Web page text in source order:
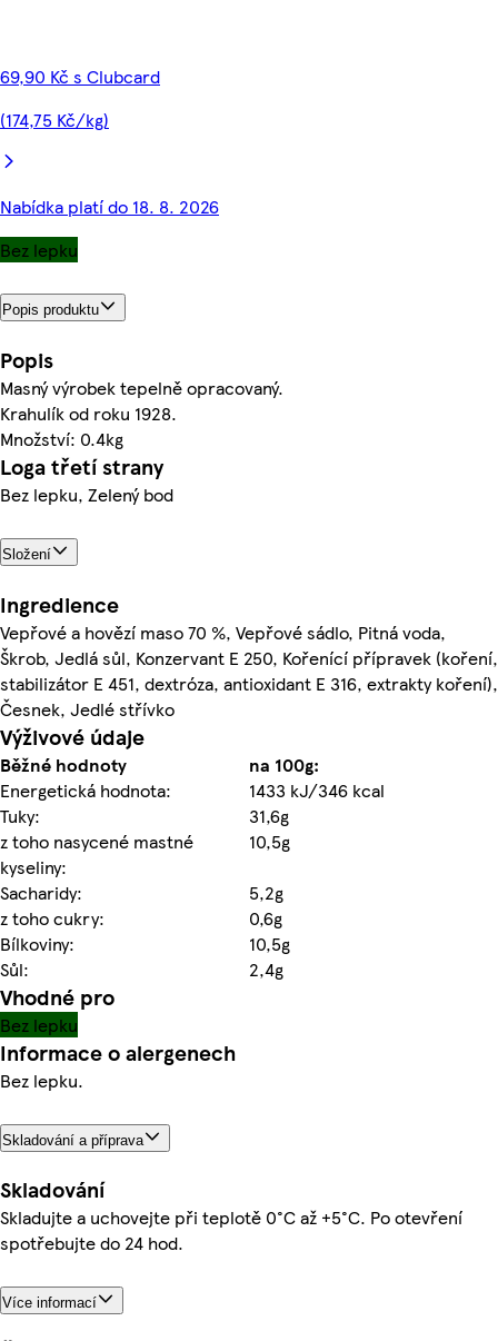
69,90 Kč s Clubcard
(174,75 Kč/kg)
Nabídka platí do 18. 8. 2026
Bez lepku
Popis produktu
Popis
Masný výrobek tepelně opracovaný.
Krahulík od roku 1928.
Množství: 0.4kg
Loga třetí strany
Bez lepku, Zelený bod
Složení
Ingredience
Vepřové a hovězí maso 70 %, Vepřové sádlo, Pitná voda,
Škrob, Jedlá sůl, Konzervant E 250, Kořenící přípravek (koření,
stabilizátor E 451, dextróza, antioxidant E 316, extrakty koření),
Česnek, Jedlé střívko
Výživové údaje
Běžné hodnoty
na 100g:
Energetická hodnota:
1433 kJ/346 kcal
Tuky:
31,6g
z toho nasycené mastné
kyseliny:
10,5g
Sacharidy:
5,2g
z toho cukry:
0,6g
Bílkoviny:
10,5g
Sůl:
2,4g
Vhodné pro
Bez lepku
Informace o alergenech
Bez lepku.
Skladování a příprava
Skladování
Skladujte a uchovejte při teplotě 0°C až +5°C. Po otevření
spotřebujte do 24 hod.
Více informací